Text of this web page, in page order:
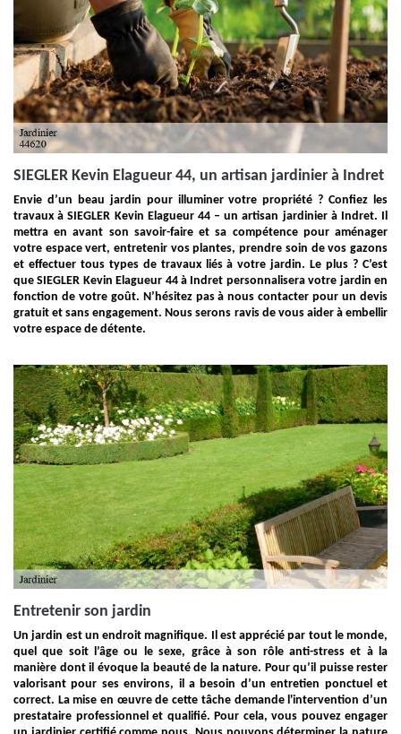
SIEGLER Kevin Elagueur 44, un artisan jardinier à Indret
Envie d’un beau jardin pour illuminer votre propriété ? Confiez les
travaux à SIEGLER Kevin Elagueur 44 – un artisan jardinier à Indret. Il
mettra en avant son savoir-faire et sa compétence pour aménager
votre espace vert, entretenir vos plantes, prendre soin de vos gazons
et effectuer tous types de travaux liés à votre jardin. Le plus ? C’est
que SIEGLER Kevin Elagueur 44 à Indret personnalisera votre jardin en
fonction de votre goût. N’hésitez pas à nous contacter pour un devis
gratuit et sans engagement. Nous serons ravis de vous aider à embellir
votre espace de détente.
Entretenir son jardin
Un jardin est un endroit magnifique. Il est apprécié par tout le monde,
quel que soit l’âge ou le sexe, grâce à son rôle anti-stress et à la
manière dont il évoque la beauté de la nature. Pour qu’il puisse rester
valorisant pour ses environs, il a besoin d’un entretien ponctuel et
correct. La mise en œuvre de cette tâche demande l'intervention d’un
prestataire professionnel et qualifié. Pour cela, vous pouvez engager